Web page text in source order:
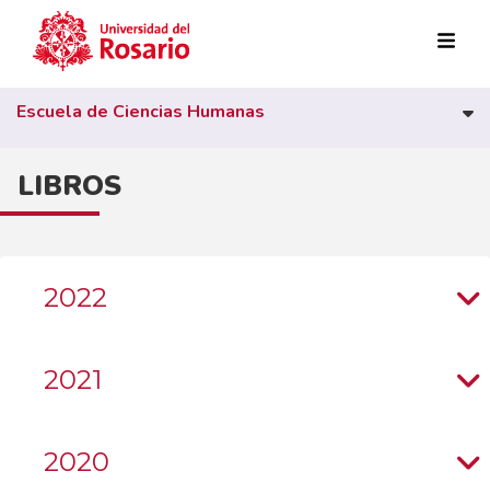
Pasar al contenido principal
Escuela de Ciencias Humanas
LIBROS
2022
2021
2020